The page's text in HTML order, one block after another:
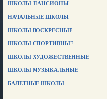
ШКОЛЫ-ПАНСИОНЫ
НАЧАЛЬНЫЕ ШКОЛЫ
ШКОЛЫ ВОСКРЕСНЫЕ
ШКОЛЫ СПОРТИВНЫЕ
ШКОЛЫ ХУДОЖЕСТВЕННЫЕ
ШКОЛЫ МУЗЫКАЛЬНЫЕ
БАЛЕТНЫЕ ШКОЛЫ